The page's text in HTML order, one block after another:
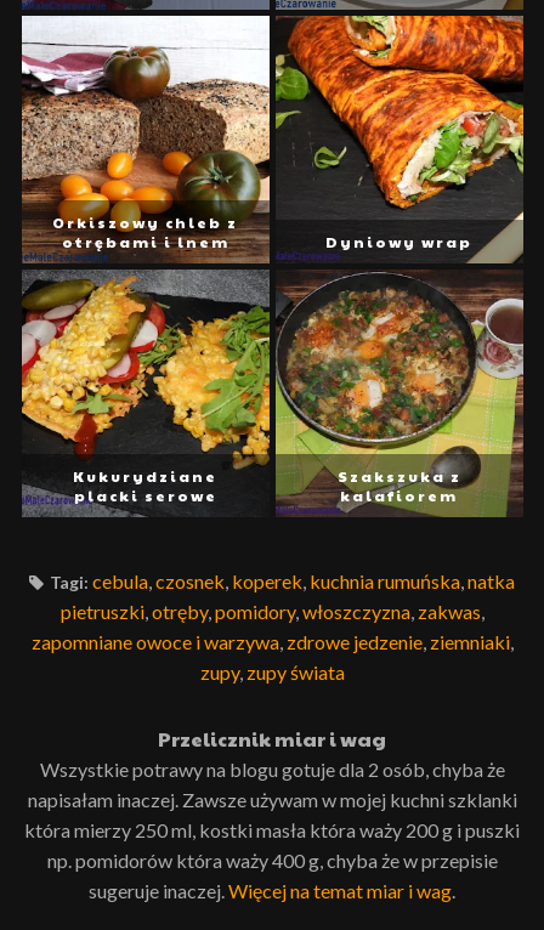
Orkiszowy chleb z
otrębami i lnem
Dyniowy wrap
Kukurydziane
placki serowe
Szakszuka z
kalafiorem
Tagi: cebula,czosnek, koperek, kuchnia rumuńska,natka
pietruszki,otręby,pomidory,włoszczyzna, zakwas,
zapomniane owoce i warzywa, zdrowe jedzenie, ziemniaki,
zupy, zupy świata
Przelicznik miar i wag
Wszystkie potrawy na blogu gotuje dla 2 osób, chyba że
napisałam inaczej. Zawsze używam w mojej kuchni szklanki
która mierzy 250 ml, kostki masła która waży 200 g i puszki
np. pomidorów która waży 400 g, chyba że w przepisie
sugeruje inaczej.Więcej na temat miar i wag.